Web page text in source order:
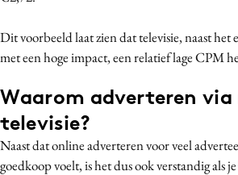
Dit voorbeeld laat zien dat televisie, naast het
met een hoge impact, een relatief lage CPM
Waarom adverteren via
televisie?
Naast dat online adverteren voor veel
goedkoop voelt, is het dus ook verstandig als